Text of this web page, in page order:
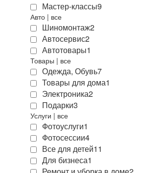
Мастер-классы9
Авто | все
Шиномонтаж2
Автосервис2
Автотовары1
Товары | все
Одежда, Обувь7
Товары для дома1
Электроника2
Подарки3
Услуги | все
Фотоуслуги1
Фотосессии4
Все для детей11
Для бизнеса1